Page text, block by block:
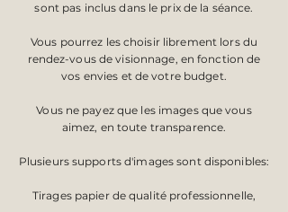
sont pas inclus dans le prix de la séance.
Vous pourrez les choisir librement lors du
rendez-vous de visionnage, en fonction de
vos envies et de votre budget.
Vous ne payez que les images que vous
aimez, en toute transparence.
Plusieurs supports d'images sont disponibles:
Tirages papier de qualité professionnelle,